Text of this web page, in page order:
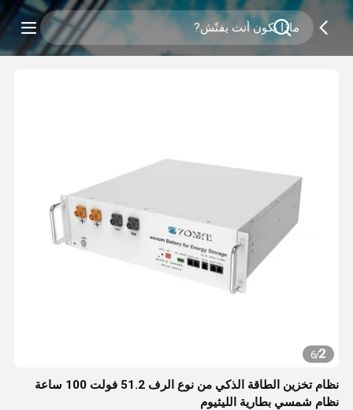
2
/
6
نظام تخزين الطاقة الذكي من نوع الرف 51.2 فولت 100 ساعة
نظام شمسي بطارية الليثيوم